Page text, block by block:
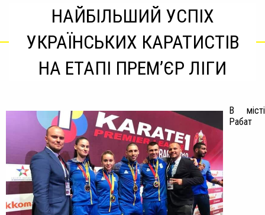
НАЙБІЛЬШИЙ УСПІХ
УКРАЇНСЬКИХ КАРАТИСТІВ
НА ЕТАПІ ПРЕМ’ЄР ЛІГИ
В місті
Рабат